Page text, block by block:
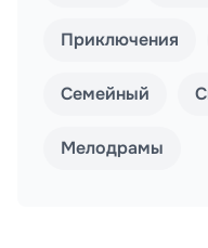
Приключения
Семейный
Мелодрамы